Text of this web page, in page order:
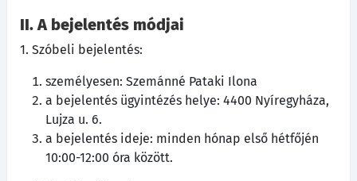
II. A bejelentés módjai
1. Szóbeli bejelentés:
személyesen: Szemánné Pataki Ilona
a bejelentés ügyintézés helye: 4400 Nyíregyháza,
Lujza u. 6.
a bejelentés ideje: minden hónap első hétfőjén
10:00-12:00 óra között.